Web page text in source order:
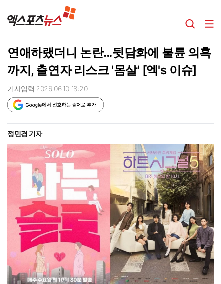
연애하랬더니 논란…뒷담화에 불륜 의혹
까지, 출연자 리스크 '몸살' [엑's 이슈]
기사입력 2026.06.10 18:20
정민경 기자